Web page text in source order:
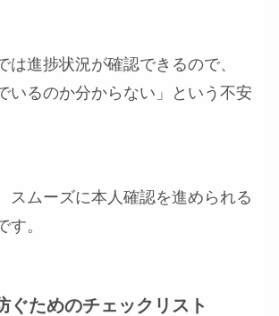
は進捗状況が確認できるので、
いるのか分からない」という不安
スムーズに本人確認を進められる
す。
ためのチェックリスト